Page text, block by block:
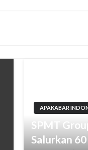
APAKABAR
SPMT
Salurkan